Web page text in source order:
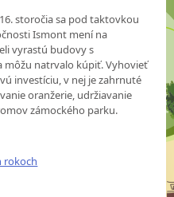
storočia sa pod taktovkou
Ismont mení na
vyrastú budovy s
môžu natrvalo kúpiť. Vyhovieť
investíciu, v nej je zahrnuté
oranžerie, udržiavanie
zámockého parku.
rokoch